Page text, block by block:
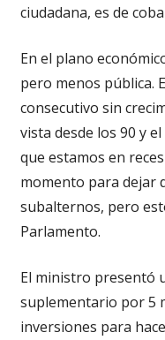
ciudadana, es de
En el plano
pero menos pública.
consecutivo sin
vista desde los 90 y
que estamos en
momento para dejar
subalternos, pero
Parlamento.
El ministro presentó
suplementario por 5
inversiones para